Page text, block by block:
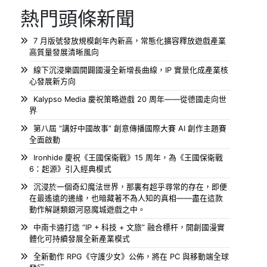
熱門頭條新聞
7 月版號發放規模創年內新高，常態化擴容釋放遊戲產業
高質量發展清晰風向
線下沉浸樂園開闢國漫全新增長曲線，IP 實景化成產業核
心發展新方向
Kalypso Media 慶祝策略遊戲 20 周年——從德國走向世
界
第八屆 “講好中國故事” 創意傳播國際大賽 AI 創作主題賽
全面啟動
Ironhide 慶祝《王國保衛戰》15 周年，為《王國保衛戰
6：起源》引入經典模式
沉浸於一個奇幻魔法世界，那裏有超乎尋常的存在，即便
在最遙遠的邊緣，也暗藏著不為人知的真相——盡在這款
動作解謎類銀河惡魔城遊戲之中。
中南卡通打造 “IP + 科技 + 文旅” 融合標杆，開創國漫實
體化可持續發展全新產業模式
全新動作 RPG《守護少女》公佈，將在 PC 與移動端全球